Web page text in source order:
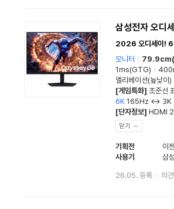
삼성전자 오
2026 오디세이!
모니터 / 79.9cm(
1ms(GTG) /
엘리베이션(높낮이)
[게임특화] 조준선
6K165Hz ↔ 3K
[단자정보] HDMI
닫기
기획전
이
사용기
26.05. 등록 의견